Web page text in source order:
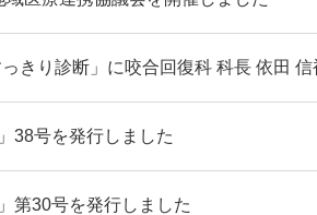
きり診断」に咬合回復科 科長 依田
38号を発行しました
第30号を発行しました